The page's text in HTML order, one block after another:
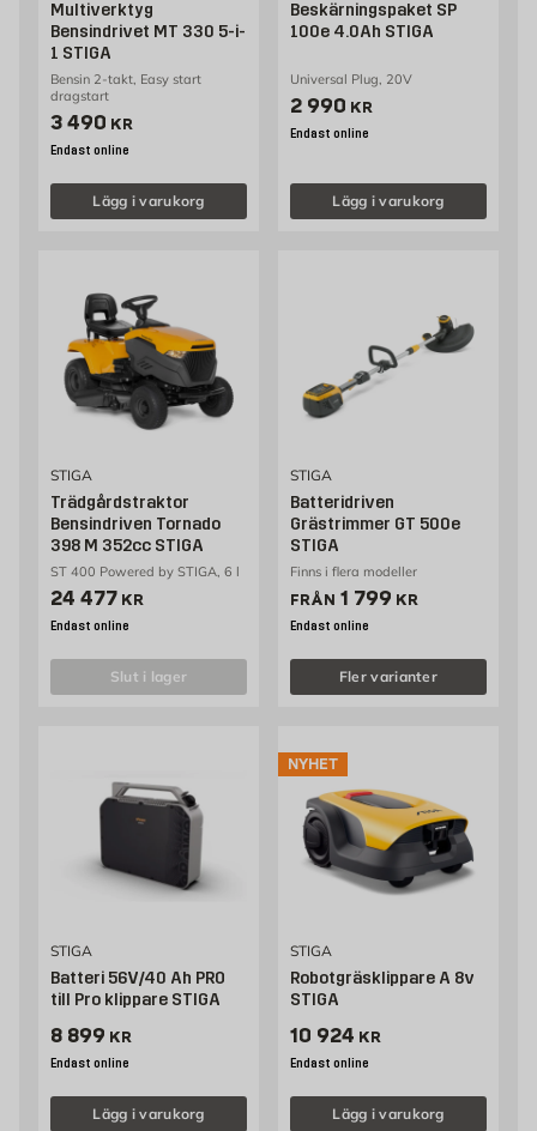
Multiverktyg
Bensindrivet MT 330 5-i-
1 STIGA
Bensin 2-takt, Easy start
dragstart
Pris 3490 kr
3 490 KR
Endast online
Lägg i varukorg
Beskärningspaket SP
100e 4.0Ah STIGA
Universal Plug, 20V
Pris 2990 kr
2 990 KR
Endast online
Lägg i varukorg
STIGA
Trädgårdstraktor
Bensindriven Tornado
398 M 352cc STIGA
ST 400 Powered by STIGA, 6 l
Pris 24477 kr
24 477 KR
Endast online
slut i lager
STIGA
Batteridriven
Grästrimmer GT 500e
STIGA
Finns i flera modeller
FRÅN Pris 1799 kr
1 799 KR
Endast online
Fler varianter
STIGA
Batteri 56V/40 Ah PRO
till Pro klippare STIGA
Pris 8899 kr
8 899 KR
Endast online
Lägg i varukorg
NYHET
STIGA
Robotgräsklippare A 8v
STIGA
Pris 10924 kr
10 924 KR
Endast online
Lägg i varukorg